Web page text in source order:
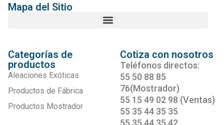
Mapa del Sitio
Categorías de
productos
Aleaciones Exóticas
Productos de Fábrica
Productos Mostrador
Cotiza con nosotros
Teléfonos directos:
55 50 88 85
76(Mostrador)
55 15 49 02 98 (Ventas)
55 35 44 35 35
55 35 44 35 42